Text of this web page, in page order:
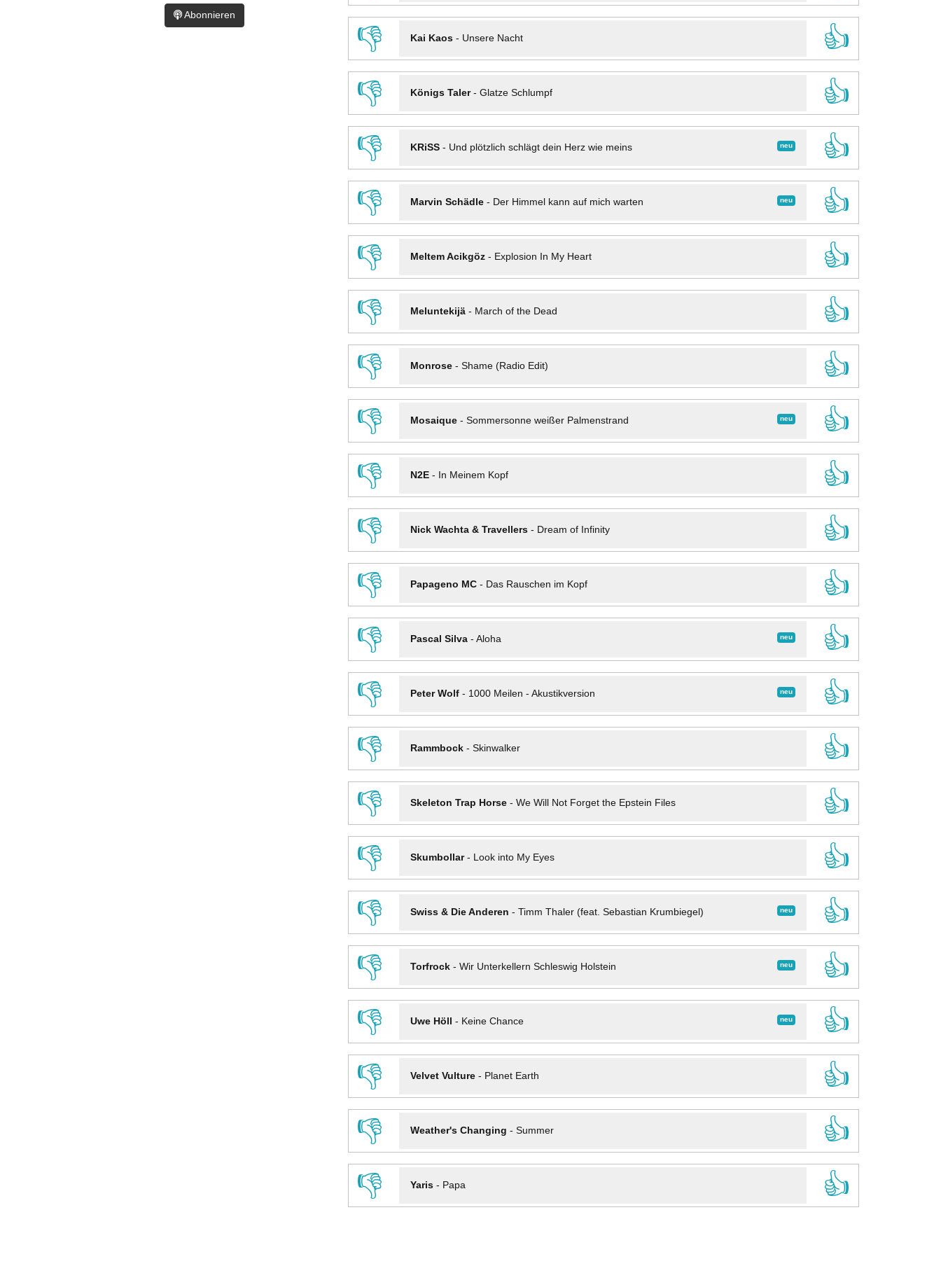
👎
Kai Kaos- Unsere Nacht
👍
👎
Königs Taler- Glatze Schlumpf
👍
👎
neu
KRiSS- Und plötzlich schlägt dein Herz wie meins
👍
👎
neu
Marvin Schädle- Der Himmel kann auf mich warten
👍
👎
Meltem Acikgöz- Explosion In My Heart
👍
👎
Meluntekijä- March of the Dead
👍
👎
Monrose- Shame (Radio Edit)
👍
👎
neu
Mosaique- Sommersonne weißer Palmenstrand
👍
👎
N2E- In Meinem Kopf
👍
👎
Nick Wachta & Travellers- Dream of Infinity
👍
👎
Papageno MC- Das Rauschen im Kopf
👍
👎
neu
Pascal Silva- Aloha
👍
👎
neu
Peter Wolf- 1000 Meilen - Akustikversion
👍
👎
Rammbock- Skinwalker
👍
👎
Skeleton Trap Horse- We Will Not Forget the Epstein Files
👍
👎
Skumbollar- Look into My Eyes
👍
👎
neu
Swiss & Die Anderen - Timm Thaler (feat. Sebastian Krumbiegel)
👍
👎
neu
Torfrock- Wir Unterkellern Schleswig Holstein
👍
👎
neu
Uwe Höll - Keine Chance
👍
👎
Velvet Vulture- Planet Earth
👍
👎
Weather's Changing - Summer
👍
👎
Yaris- Papa 👍
Abonnieren